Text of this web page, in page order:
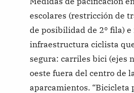
escolares (restricción de
de posibilidad de 2º fila)
infraestructura ciclista
segura: carriles bici (ejes
oeste fuera del centro de
aparcamientos. “Bicicleta